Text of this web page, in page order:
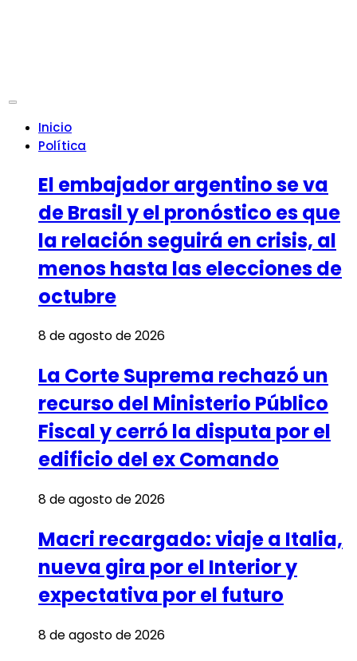
Inicio
Política
El embajador argentino se va
de Brasil y el pronóstico es que
la relación seguirá en crisis, al
menos hasta las elecciones de
octubre
8 de agosto de 2026
La Corte Suprema rechazó un
recurso del Ministerio Público
Fiscal y cerró la disputa por el
edificio del ex Comando
8 de agosto de 2026
Macri recargado: viaje a Italia,
nueva gira por el Interior y
expectativa por el futuro
8 de agosto de 2026